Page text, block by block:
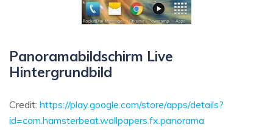
Panoramabildschirm Live
Hintergrundbild
Credit: https://play.google.com/store/apps/details?
id=com.hamsterbeat.wallpapers.fx.panorama